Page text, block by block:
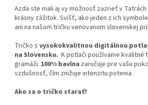
Azda ste mali aj vy možnosť zazrieť v
krásny zážitok. Svišť, ako jeden z ich
ani na našom tričku venovanom slovenskej
Tričko s vysokokvalitnou digitálnou
na Slovensku. K potlači používame kvalitné
gramáži. 100% bavlna zaručuje pre vašu
vzdušnosť, čím znižuje intenzitu potenia.
Ako sa o tričko starať?